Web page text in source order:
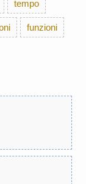
tempo
funzioni